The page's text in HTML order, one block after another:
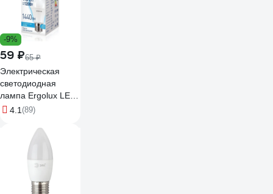
Б0067137
-9%
59 ₽65 ₽
Электрическая
светодиодная
лампа Ergolux LED-
A60-15W-E27-4K
4500К 13638
4.1 (89)